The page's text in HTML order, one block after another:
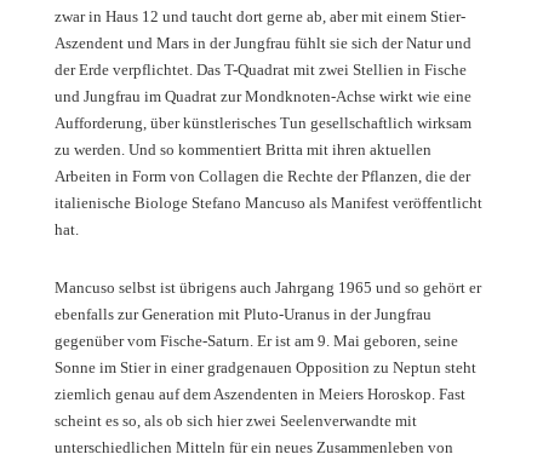
zwar in Haus 12 und taucht dort gerne ab, aber mit einem Stier-
Aszendent und Mars in der Jungfrau fühlt sie sich der Natur und
der Erde verpflichtet. Das T-Quadrat mit zwei Stellien in Fische
und Jungfrau im Quadrat zur Mondknoten-Achse wirkt wie eine
Aufforderung, über künstlerisches Tun gesellschaftlich wirksam
zu werden. Und so kommentiert Britta mit ihren aktuellen
Arbeiten in Form von Collagen die Rechte der Pflanzen, die der
italienische Biologe Stefano Mancuso als Manifest veröffentlicht
hat.
Mancuso selbst ist übrigens auch Jahrgang 1965 und so gehört er
ebenfalls zur Generation mit Pluto-Uranus in der Jungfrau
gegenüber vom Fische-Saturn. Er ist am 9. Mai geboren, seine
Sonne im Stier in einer gradgenauen Opposition zu Neptun steht
ziemlich genau auf dem Aszendenten in Meiers Horoskop. Fast
scheint es so, als ob sich hier zwei Seelenverwandte mit
unterschiedlichen Mitteln für ein neues Zusammenleben von